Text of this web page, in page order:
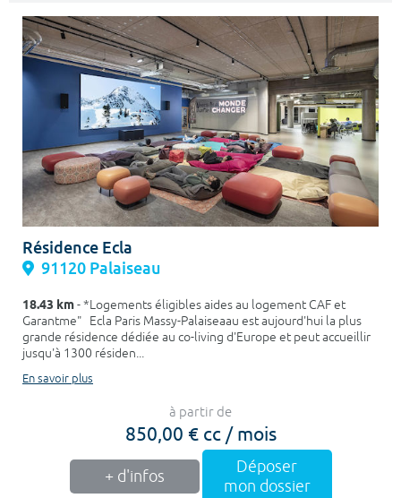
Résidence Ecla
91120 Palaiseau
18.43 km- *Logements éligibles aides au logement CAF et
Garantme" Ecla Paris Massy-Palaiseaau est aujourd'hui la plus
grande résidence dédiée au co-living d'Europe et peut accueillir
jusqu'à 1300 résiden...
En savoir plus
à partir de
850,00 € cc / mois
+ d'infos
Déposer
mon dossier